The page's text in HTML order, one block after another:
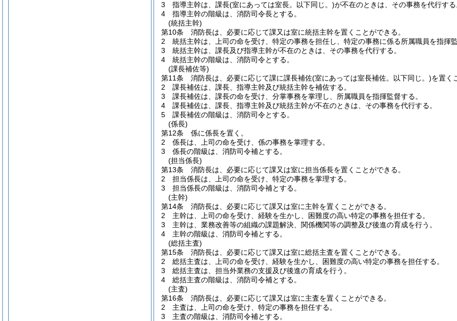
3
指導主幹は、課長(室にあっては室長。以下同じ。)が不在のときは、その事務を代行する
4
指導主幹の階級は、消防司令長とする。
(統括主幹)
第10条
消防長は、必要に応じて課又は室に統括主幹を置くことができる。
2
統括主幹は、上司の命を受け、特定の事務を担任し、特定の事務に係る所属職員を指揮監
3
統括主幹は、課長及び指導主幹が不在のときは、その事務を代行する。
4
統括主幹の階級は、消防司令とする。
(課長補佐等)
第11条
消防長は、必要に応じて課に課長補佐(室にあっては室長補佐。以下同じ。)を置く
2
課長補佐は、課長、指導主幹及び統括主幹を補佐する。
3
課長補佐は、課長の命を受け、分掌事務を掌理し、所属職員を指揮監督する。
4
課長補佐は、課長、指導主幹及び統括主幹が不在のときは、その事務を代行する。
5
課長補佐の階級は、消防司令とする。
(係長)
第12条
係に係長を置く。
2
係長は、上司の命を受け、係の事務を掌理する。
3
係長の階級は、消防司令補とする。
(担当係長)
第13条
消防長は、必要に応じて課又は室に担当係長を置くことができる。
2
担当係長は、上司の命を受け、特定の事務を掌理する。
3
担当係長の階級は、消防司令補とする。
(主幹)
第14条
消防長は、必要に応じて課又は室に主幹を置くことができる。
2
主幹は、上司の命を受け、経験を生かし、困難度の高い特定の事務を担任する。
3
主幹は、業務改善等の組織の課題解決、関係機関等の調整及び後進の育成を行う。
4
主幹の階級は、消防司令補とする。
(総括主査)
第15条
消防長は、必要に応じて課又は室に総括主査を置くことができる。
2
総括主査は、上司の命を受け、経験を生かし、困難度の高い特定の事務を担任する。
3
総括主査は、担当外業務の支援及び後進の育成を行う。
4
総括主査の階級は、消防司令補とする。
(主査)
第16条
消防長は、必要に応じて課又は室に主査を置くことができる。
2
主査は、上司の命を受け、特定の事務を担任する。
3
主査の階級は、消防司令補とする。